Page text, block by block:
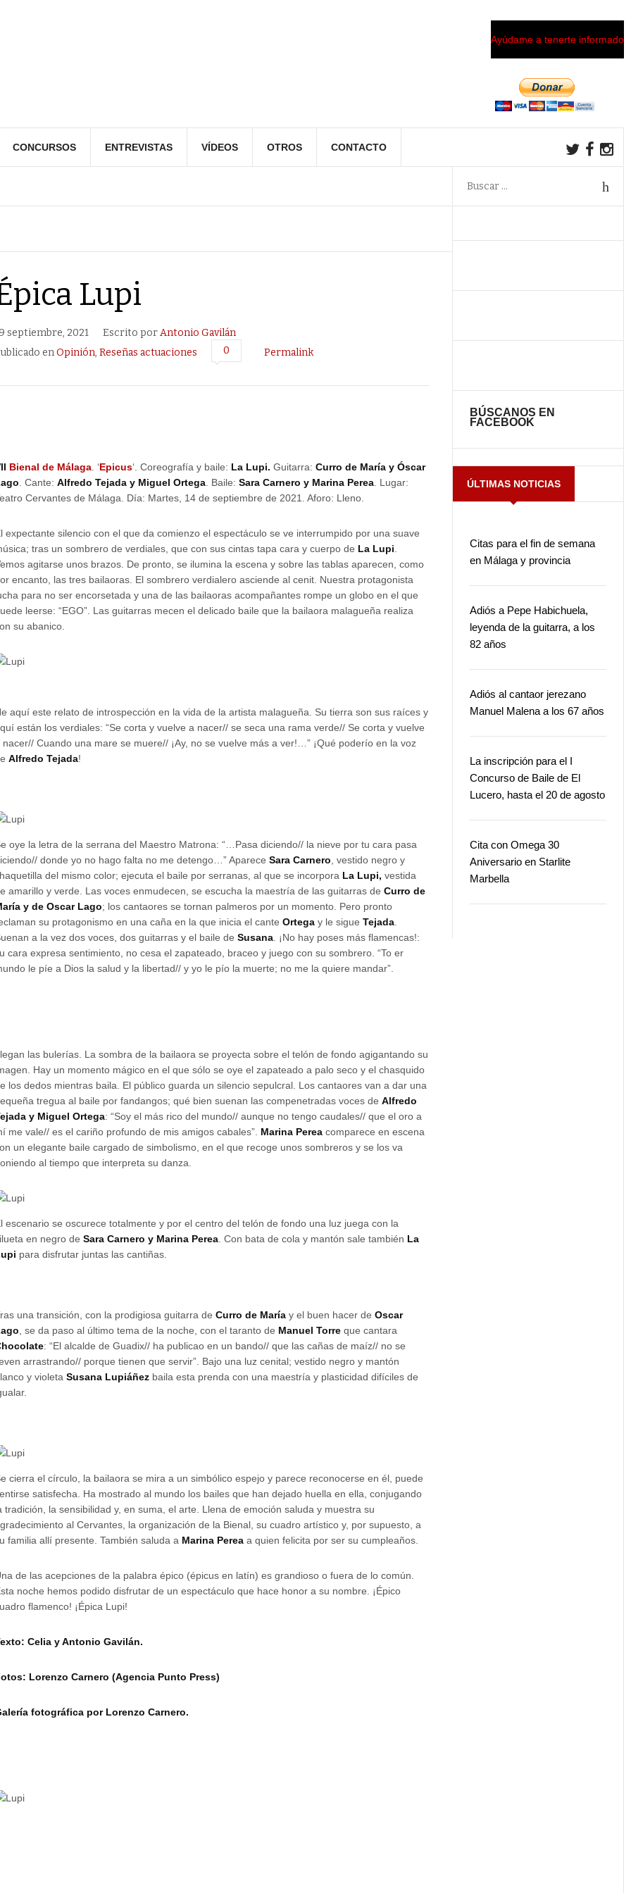
Ayúdame a tenerte informado
CONCURSOS ENTREVISTAS VÍDEOS OTROS CONTACTO
Lupi
septiembre, 2021 Escrito porAntonio Gavilán
enOpinión,Reseñas actuaciones 0 Permalink
Bienal de Málaga . ‘Epicus‘. Coreografía y baile: La Lupi. Guitarra:Curro de María y Óscar
. Cante:Alfredo Tejada y Miguel Ortega . Baile:Sara Carnero y Marina Perea . Lugar:
Cervantes de Málaga. Día: Martes, 14 de septiembre de 2021. Aforo: Lleno.
expectante silencio con el que da comienzo el espectáculo se ve interrumpido por una suave
tras un sombrero de verdiales, que con sus cintas tapa cara y cuerpo de La Lupi
agitarse unos brazos. De pronto, se ilumina la escena y sobre las tablas aparecen, como
encanto, las tres bailaoras. El sombrero verdialero asciende al cenit. Nuestra protagonista
para no ser encorsetada y una de las bailaoras acompañantes rompe un globo en el que
leerse: “EGO”. Las guitarras mecen el delicado baile que la bailaora malagueña realiza
su abanico.
aquí este relato de introspección en la vida de la artista malagueña. Su tierra son sus raíces y
están los verdiales: “Se corta y vuelve a nacer// se seca una rama verde// Se corta y vuelve
nacer// Cuando una mare se muere// ¡Ay, no se vuelve más a ver!…” ¡Qué poderío en la voz
Alfredo Tejada!
oye la letra de la serrana del Maestro Matrona: “…Pasa diciendo// la nieve por tu cara pasa
donde yo no hago falta no me detengo…” ApareceSara Carnero , vestido negro y
del mismo color; ejecuta el baile por serranas, al que se incorpora La Lupi, vestida
amarillo y verde. Las voces enmudecen, se escucha la maestría de las guitarras deCurro de
y de Oscar Lago; los cantaores se tornan palmeros por un momento. Pero pronto
su protagonismo en una caña en la que inicia el canteOrtega y le sigueTejada
a la vez dos voces, dos guitarras y el baile deSusana . ¡No hay poses más flamencas!:
cara expresa sentimiento, no cesa el zapateado, braceo y juego con su sombrero. “To er
le píe a Dios la salud y la libertad// y yo le pío la muerte; no me la quiere mandar”.
las bulerías. La sombra de la bailaora se proyecta sobre el telón de fondo agigantando su
Hay un momento mágico en el que sólo se oye el zapateado a palo seco y el chasquido
los dedos mientras baila. El público guarda un silencio sepulcral. Los cantaores van a dar una
tregua al baile por fandangos; qué bien suenan las compenetradas voces deAlfredo
y Miguel Ortega: “Soy el más rico del mundo// aunque no tengo caudales// que el oro a
me vale// es el cariño profundo de mis amigos cabales”. Marina Perea comparece en escena
un elegante baile cargado de simbolismo, en el que recoge unos sombreros y se los va
al tiempo que interpreta su danza.
escenario se oscurece totalmente y por el centro del telón de fondo una luz juega con la
en negro deSara Carnero y Marina Perea . Con bata de cola y mantón sale también La
para disfrutar juntas las cantiñas.
una transición, con la prodigiosa guitarra deCurro de María y el buen hacer deOscar
, se da paso al último tema de la noche, con el taranto de Manuel Torre que cantara
: “El alcalde de Guadix// ha publicao en un bando// que las cañas de maíz// no se
arrastrando// porque tienen que servir”. Bajo una luz cenital; vestido negro y mantón
y violetaSusana Lupiáñez baila esta prenda con una maestría y plasticidad difíciles de
cierra el círculo, la bailaora se mira a un simbólico espejo y parece reconocerse en él, puede
satisfecha. Ha mostrado al mundo los bailes que han dejado huella en ella, conjugando
tradición, la sensibilidad y, en suma, el arte. Llena de emoción saluda y muestra su
al Cervantes, la organización de la Bienal, su cuadro artístico y, por supuesto, a
familia allí presente. También saluda a Marina Perea a quien felicita por ser su cumpleaños.
de las acepciones de la palabra épico (épicus en latín) es grandioso o fuera de lo común.
noche hemos podido disfrutar de un espectáculo que hace honor a su nombre. ¡Épico
flamenco! ¡Épica Lupi!
Celia y Antonio Gavilán.
Lorenzo Carnero (Agencia Punto Press)
fotográfica por Lorenzo Carnero.
BÚSCANOS EN
FACEBOOK
ÚLTIMAS NOTICIAS
Citas para el fin de semana
en Málaga y provincia
Adiós a Pepe Habichuela,
leyenda de la guitarra, a los
82 años
Adiós al cantaor jerezano
Manuel Malena a los 67 años
La inscripción para el I
Concurso de Baile de El
Lucero, hasta el 20 de agosto
Cita con Omega 30
Aniversario en Starlite
Marbella